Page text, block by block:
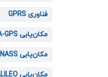
فناوری GPRS
مکان‌یابی A-GPS
مکان‌یابی GLONASS
مکان‌یابی GALILEO